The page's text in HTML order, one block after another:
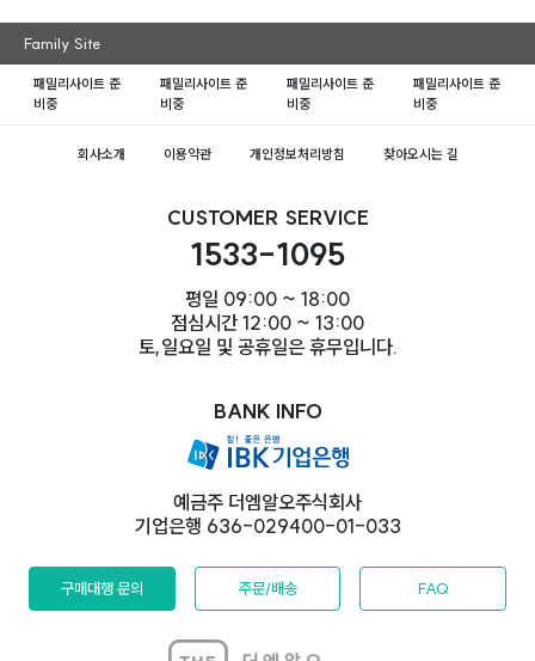
Family Site
패밀리사이트 준
비중
패밀리사이트 준
비중
패밀리사이트 준
비중
패밀리사이트 준
비중
회사소개 이용약관 개인정보처리방침 찾아오시는 길
CUSTOMER SERVICE
1533-1095
평일 09:00 ~ 18:00
점심시간 12:00 ~ 13:00
토,일요일 및 공휴일은 휴무입니다.
BANK INFO
예금주 더엠알오주식회사
기업은행 636-029400-01-033
구매대행 문의 주문/배송 FAQ